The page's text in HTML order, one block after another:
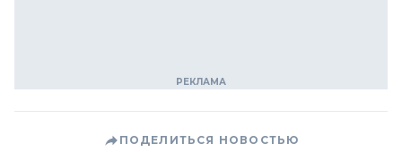
ПОДЕЛИТЬСЯ НОВОСТЬЮ